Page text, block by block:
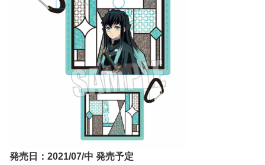
発売日：2021/07/中 発売予定